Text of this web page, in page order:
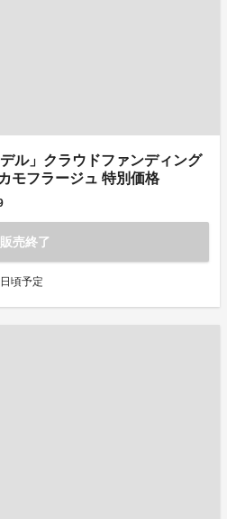
ル」クラウドファンディング
モフラージュ 特別価格
販売終了
頃予定